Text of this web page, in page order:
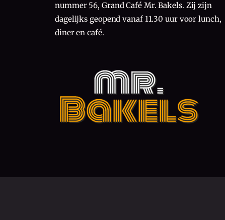
nummer 56, Grand Café Mr. Bakels. Zij zijn
dagelijks geopend vanaf 11.30 uur voor lunch,
diner en café.